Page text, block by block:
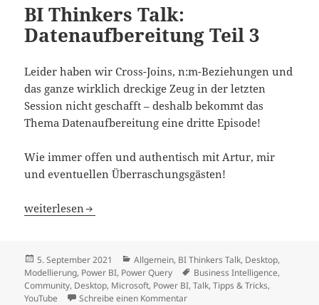
BI Thinkers Talk:
Datenaufbereitung Teil 3
Leider haben wir Cross-Joins, n:m-Beziehungen und
das ganze wirklich dreckige Zeug in der letzten
Session nicht geschafft – deshalb bekommt das
Thema Datenaufbereitung eine dritte Episode!
Wie immer offen und authentisch mit Artur, mir
und eventuellen Überraschungsgästen!
BI Thinkers Talk: Datenaufbereitung Teil 3
weiterlesen
Veröffentlicht
am
5. September 2021 Kategorien
Allgemein, BI Thinkers Talk, Desktop,
Modellierung, Power BI, Power Query Schlagwörter
Business Intelligence,
Community, Desktop, Microsoft, Power BI,Talk,Tipps & Tricks,
YouTube
Schreibe einen Kommentarzu BI Thinkers Talk: